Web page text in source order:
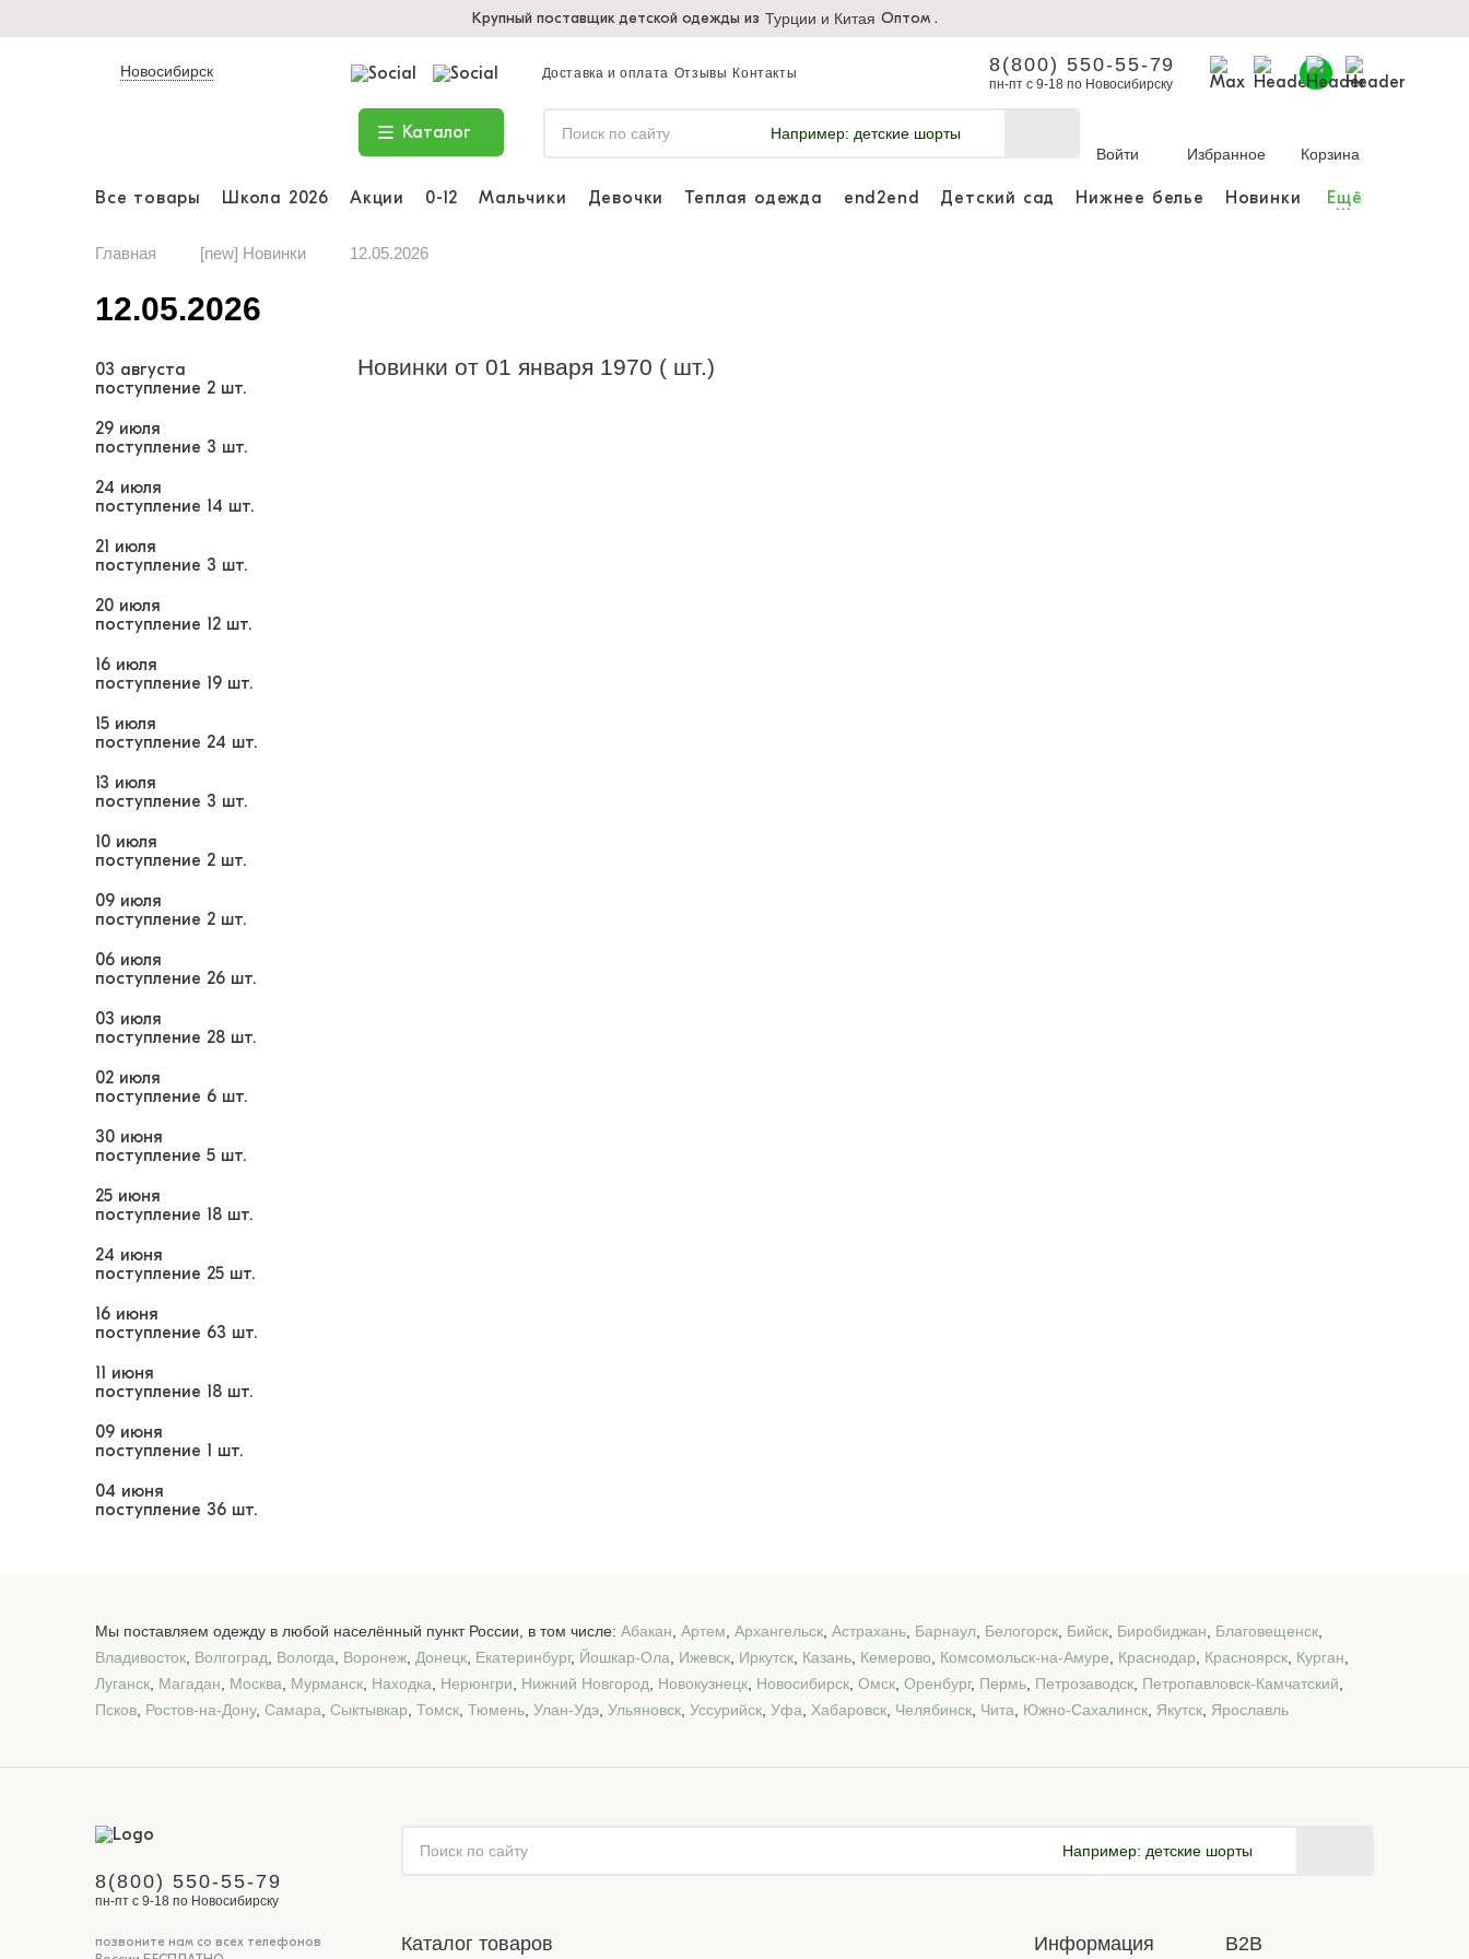
Крупный поставщик детской одежды из Турции и Китая Оптом .
Новосибирск Доставка и оплата Отзывы Контакты 8(800) 550-55-79
пн-пт с 9-18 по Новосибирску
Каталог Например: детские шорты
Войти
Избранное Корзина
Все товары Школа 2026 Акции 0-12 Мальчики Девочки Теплая одежда end2end Детский сад Нижнее белье Новинки Ещё
...
Главная [new] Новинки 12.05.2026
12.05.2026
03 августа
поступление 2 шт.
29 июля
поступление 3 шт.
24 июля
поступление 14 шт.
21 июля
поступление 3 шт.
20 июля
поступление 12 шт.
16 июля
поступление 19 шт.
15 июля
поступление 24 шт.
13 июля
поступление 3 шт.
10 июля
поступление 2 шт.
09 июля
поступление 2 шт.
06 июля
поступление 26 шт.
03 июля
поступление 28 шт.
02 июля
поступление 6 шт.
30 июня
поступление 5 шт.
25 июня
поступление 18 шт.
24 июня
поступление 25 шт.
16 июня
поступление 63 шт.
11 июня
поступление 18 шт.
09 июня
поступление 1 шт.
04 июня
поступление 36 шт.
Новинки от 01 января 1970 ( шт.)
Мы поставляем одежду в любой населённый пункт России, в том числе: Абакан Артем Архангельск Астрахань Барнаул Белогорск Бийск Биробиджан Благовещенск
Владивосток Волгоград Вологда Воронеж Донецк Екатеринбург, Йошкар-Ола Ижевск Иркутск Казань Кемерово Комсомольск-на-Амуре Краснодар Красноярск Курган
Луганск Магадан Москва Мурманск Находка Нерюнгри Нижний Новгород Новокузнецк Новосибирск Омск Оренбург, Пермь Петрозаводск Петропавловск-Камчатский
Псков Ростов-на-Дону, Самара Сыктывкар Томск Тюмень Улан-Удэ Ульяновск Уссурийск Уфа Хабаровск Челябинск Чита Южно-Сахалинск Якутск Ярославль
8(800) 550-55-79
пн-пт с 9-18 по Новосибирску
позвоните нам со всех телефонов
Например: детские шорты
Каталог товаров Информация B2B